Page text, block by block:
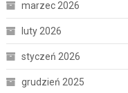
marzec 2026
luty 2026
styczeń 2026
grudzień 2025